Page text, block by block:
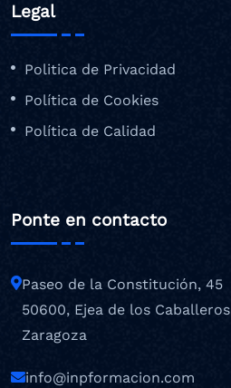
Legal
Politica de Privacidad
Política de Cookies
Política de Calidad
Ponte en contacto
Paseo de la Constitución, 45
50600, Ejea de los Caballeros
Zaragoza
info@inpformacion.com